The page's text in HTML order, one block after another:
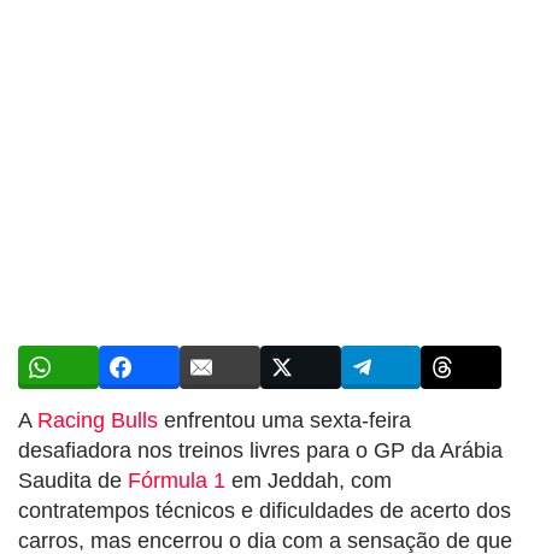
A Racing Bulls enfrentou uma sexta-feira
desafiadora nos treinos livres para o GP da Arábia
Saudita de Fórmula 1 em Jeddah, com
contratempos técnicos e dificuldades de acerto dos
carros, mas encerrou o dia com a sensação de que